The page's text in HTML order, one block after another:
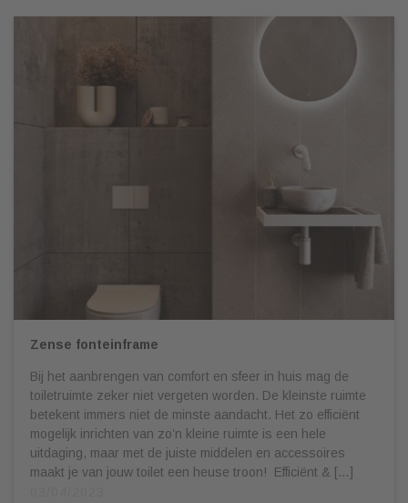
Zense fonteinframe
Bij het aanbrengen van comfort en sfeer in huis mag de
toiletruimte zeker niet vergeten worden. De kleinste ruimte
betekent immers niet de minste aandacht. Het zo efficiënt
mogelijk inrichten van zo’n kleine ruimte is een hele
uitdaging, maar met de juiste middelen en accessoires
maakt je van jouw toilet een heuse troon! Efficiënt & […]